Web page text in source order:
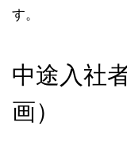
す。
中途入社
画）